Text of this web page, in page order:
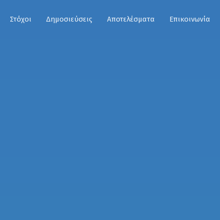
Στόχοι Δημοσιεύσεις Αποτελέσματα Επικοινωνία